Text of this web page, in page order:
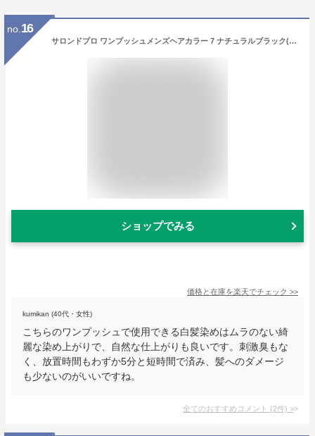
no. 16
サロンドプロ ワンプッシュメンズヘアカラー 7 ナチュラルブラック(1セット)【サロンドプロ】[白髪用 男性用 メンズ ワンプッシュ]
ショップでみる
価格と在庫を楽天でチェック >>
kumikan (40代・女性)
こちらのワンプッシュで使用できる白髪染めはムラのない綺
麗な染め上がりで、自然な仕上がりも良いです。刺激臭もな
く、放置時間もわずか5分と短時間で済み、髪へのダメージ
も少ないのがいいですね。
全てのおすすめコメント (2件) >